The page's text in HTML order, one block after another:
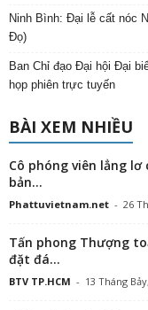
Ninh Bình: Đại lễ cất nóc
Đọ)
Ban Chỉ đạo Đại hội Đại
họp phiên trực tuyến
BÀI XEM NHIỀU
Cô phóng viên lẳng
bản...
Phattuvietnam.net - 26
Tấn phong Thượng
đặt đá...
BTV TP.HCM - 13 Tháng